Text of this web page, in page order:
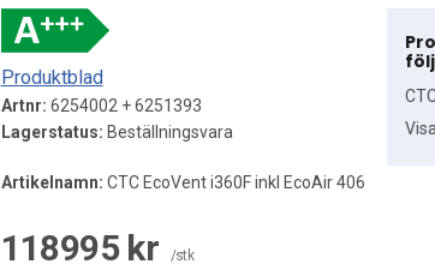
Produktblad
Artnr: 6254002 + 6251393
Lagerstatus: Beställningsvara
Artikelnamn: CTC EcoVent i360F inkl EcoAir 406
118995 kr /stk